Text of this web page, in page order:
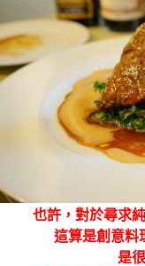
也許，對於尋求
這算是創意料
是